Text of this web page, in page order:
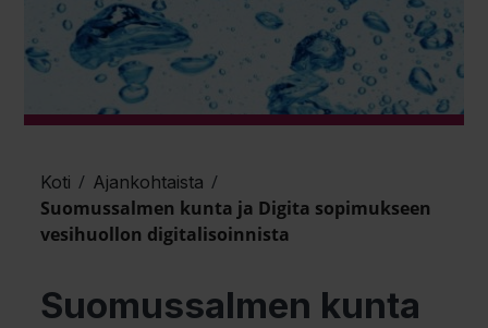
Koti / Ajankohtaista /
Suomussalmen kunta ja Digita sopimukseen
vesihuollon digitalisoinnista
Suomussalmen kunta